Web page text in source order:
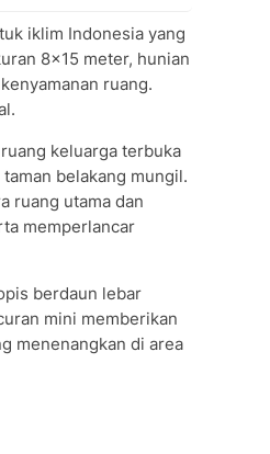
iklim Indonesia yang
8×15 meter, hunian
ruang.
keluarga terbuka
belakang mungil.
ruang utama dan
memperlancar
berdaun lebar
mini memberikan
menenangkan di area